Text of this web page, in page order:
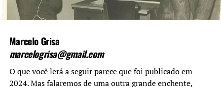
que só foi possível pelo que
das comemorações do
aniversário de 54 anos da
publicação.
Marcelo Grisa
marcelogrisa@gmail.com
O que você lerá a seguir parece que foi publicado em
2024. Mas falaremos de uma outra grande enchente,